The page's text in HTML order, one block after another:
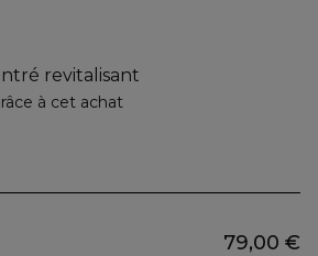
revitalisant
à cet achat
79,00 €